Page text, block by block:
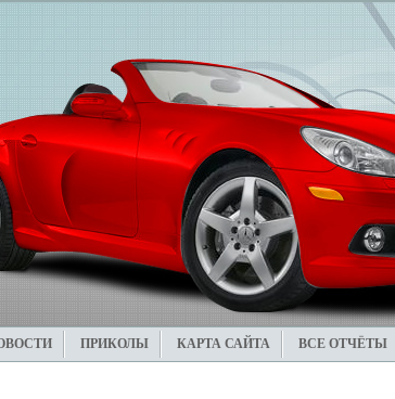
ПРИКОЛЫ КАРТА САЙТА ВСЕ ОТЧЁТЫ